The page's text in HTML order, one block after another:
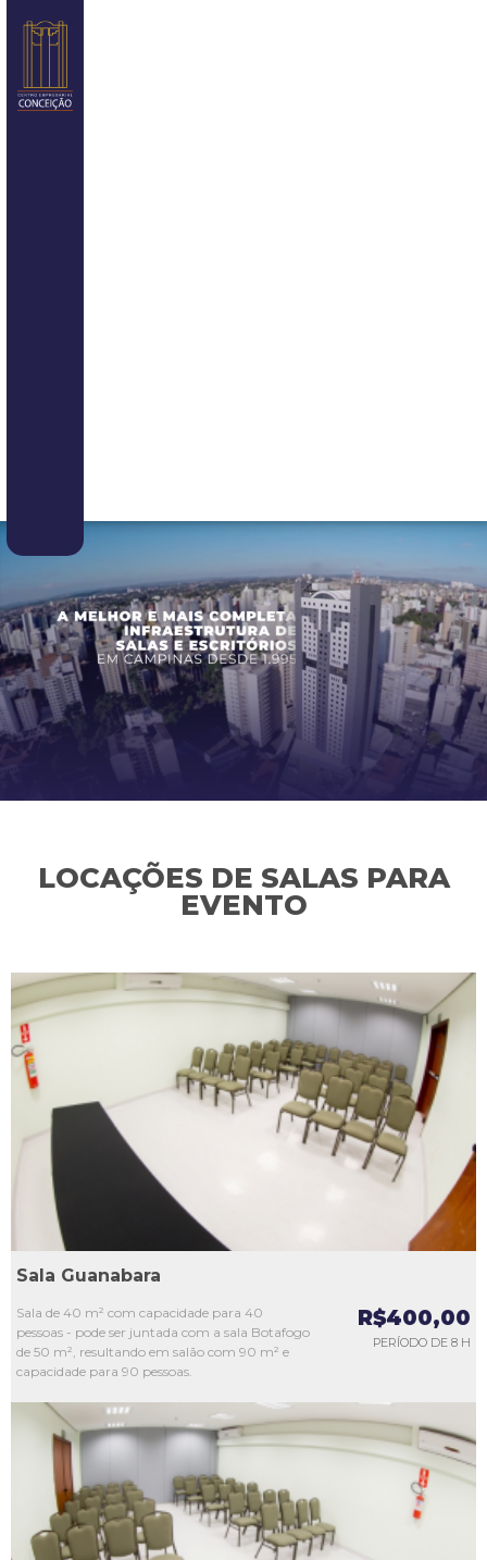
LOCAÇÕES DE SALAS PARA
EVENTO
L4
L5
Sala Guanabara
Sala de 40 m² com capacidade para 40
pessoas - pode ser juntada com a sala Botafogo
de 50 m², resultando em salão com 90 m² e
capacidade para 90 pessoas.
R$400,00
PERÍODO DE 8 H
L1
L2
L3
L4